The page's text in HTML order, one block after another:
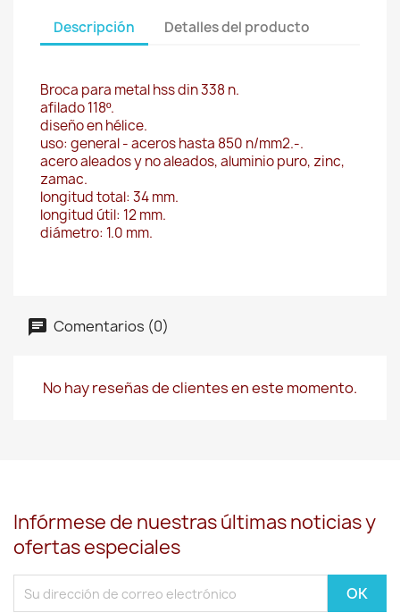
Descripción Detalles del producto
Broca para metal hss din 338 n.
afilado 118º.
diseño en hélice.
uso: general - aceros hasta 850 n/mm2.-.
acero aleados y no aleados, aluminio puro, zinc,
zamac.
longitud total: 34 mm.
longitud útil: 12 mm.
diámetro: 1.0 mm.
Comentarios (0)
No hay reseñas de clientes en este momento.
Infórmese de nuestras últimas noticias y
ofertas especiales